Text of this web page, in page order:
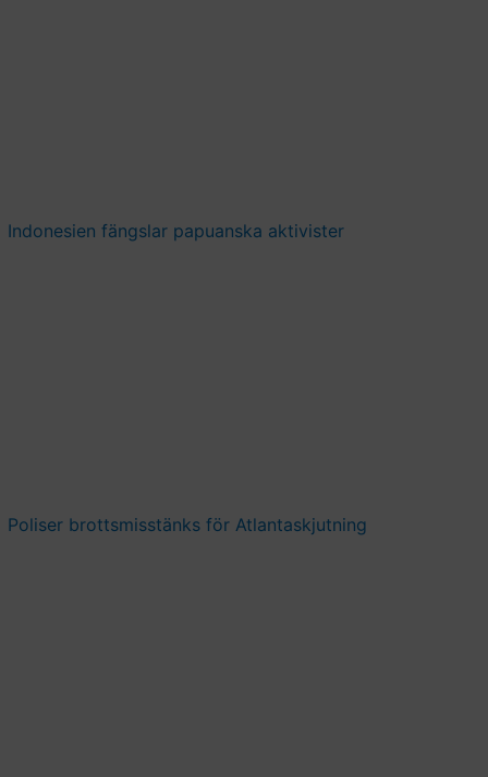
Indonesien fängslar papuanska aktivister
Poliser brottsmisstänks för Atlantaskjutning